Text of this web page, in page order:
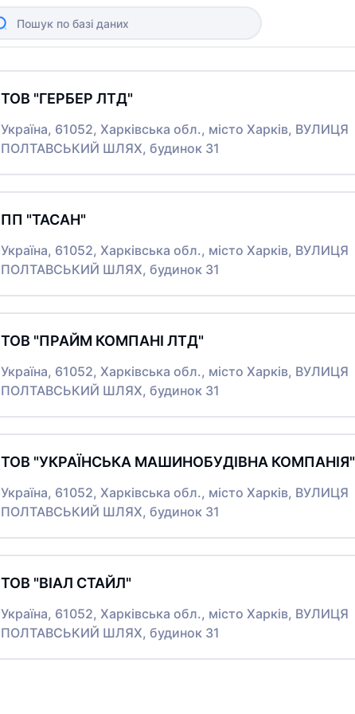
ТОВ "ГЕРБЕР ЛТД"
Україна, 61052, Харківська обл., місто Харків, ВУЛИЦЯ
ПОЛТАВСЬКИЙ ШЛЯХ, будинок 31
ПП "ТАСАН"
Україна, 61052, Харківська обл., місто Харків, ВУЛИЦЯ
ПОЛТАВСЬКИЙ ШЛЯХ, будинок 31
ТОВ "ПРАЙМ КОМПАНІ ЛТД"
Україна, 61052, Харківська обл., місто Харків, ВУЛИЦЯ
ПОЛТАВСЬКИЙ ШЛЯХ, будинок 31
ТОВ "УКРАЇНСЬКА МАШИНОБУДІВНА КОМПАНІЯ"
Україна, 61052, Харківська обл., місто Харків, ВУЛИЦЯ
ПОЛТАВСЬКИЙ ШЛЯХ, будинок 31
ТОВ "ВІАЛ СТАЙЛ"
Україна, 61052, Харківська обл., місто Харків, ВУЛИЦЯ
ПОЛТАВСЬКИЙ ШЛЯХ, будинок 31